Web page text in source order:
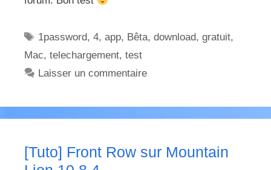
Étiquettes
1password,4,app, Bêta,download,gratuit,
Mac, telechargement, test
Laisser un commentaire
[Tuto] Front Row sur Mountain